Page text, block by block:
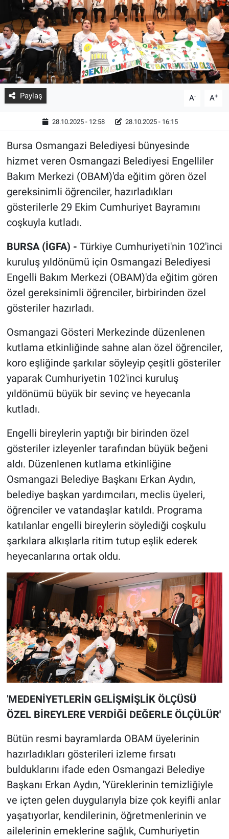
Paylaş A- A+
28.10.2025 - 12:58 28.10.2025 - 16:15
Bursa Osmangazi Belediyesi bünyesinde
hizmet veren Osmangazi Belediyesi Engelliler
Bakım Merkezi (OBAM)'da eğitim gören özel
gereksinimli öğrenciler, hazırladıkları
gösterilerle 29 Ekim Cumhuriyet Bayramını
coşkuyla kutladı.
BURSA (İGFA) - Türkiye Cumhuriyeti'nin 102'inci
kuruluş yıldönümü için Osmangazi Belediyesi
Engelli Bakım Merkezi (OBAM)'da eğitim gören
özel gereksinimli öğrenciler, birbirinden özel
gösteriler hazırladı.
Osmangazi Gösteri Merkezinde düzenlenen
kutlama etkinliğinde sahne alan özel öğrenciler,
koro eşliğinde şarkılar söyleyip çeşitli gösteriler
yaparak Cumhuriyetin 102'inci kuruluş
yıldönümü büyük bir sevinç ve heyecanla
kutladı.
Engelli bireylerin yaptığı bir birinden özel
gösteriler izleyenler tarafından büyük beğeni
aldı. Düzenlenen kutlama etkinliğine
Osmangazi Belediye Başkanı Erkan Aydın,
belediye başkan yardımcıları, meclis üyeleri,
öğrenciler ve vatandaşlar katıldı. Programa
katılanlar engelli bireylerin söylediği coşkulu
şarkılara alkışlarla ritim tutup eşlik ederek
heyecanlarına ortak oldu.
'MEDENİYETLERİN GELİŞMİŞLİK ÖLÇÜSÜ
ÖZEL BİREYLERE VERDİĞİ DEĞERLE ÖLÇÜLÜR'
Bütün resmi bayramlarda OBAM üyelerinin
hazırladıkları gösterileri izleme fırsatı
bulduklarını ifade eden Osmangazi Belediye
Başkanı Erkan Aydın, 'Yüreklerinin temizliğiyle
ve içten gelen duygularıyla bize çok keyifli anlar
yaşatıyorlar, kendilerinin, öğretmenlerinin ve
ailelerinin emeklerine sağlık, Cumhuriyetin